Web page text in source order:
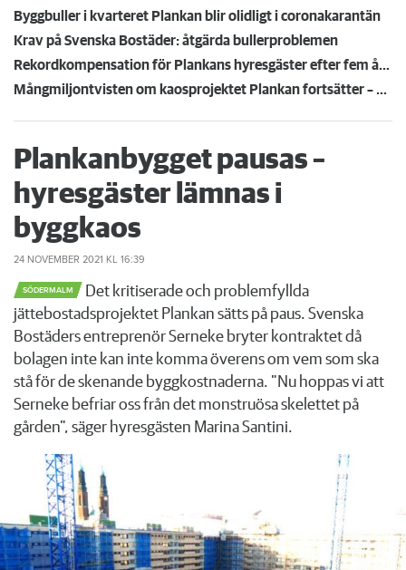
Byggbuller i kvarteret Plankan blir olidligt i coronakarantän
Krav på Svenska Bostäder: åtgärda bullerproblemen
Rekordkompensation för Plankans hyresgäster efter fem års byggkaos – får 22 miljoner
Mångmiljontvisten om kaosprojektet Plankan fortsätter – Svenska bostäder kräver 392 miljoner av Serneke
Plankanbygget pausas –
hyresgäster lämnas i
byggkaos
24 NOVEMBER 2021 KL 16:39
SÖDERMALM
Det kritiserade och problemfyllda
jättebostadsprojektet Plankan sätts på paus. Svenska
Bostäders entreprenör Serneke bryter kontraktet då
bolagen inte kan inte komma överens om vem som ska
stå för de skenande byggkostnaderna. "Nu hoppas vi att
Serneke befriar oss från det monstruösa skelettet på
gården", säger hyresgästen Marina Santini.